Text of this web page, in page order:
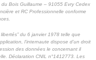
Bois Guillaume – 91055 Evry Cedex
et RC Professionnelle conforme
du 6 janvier 1978 telle que
l’internaute dispose d’un droit
des données le concernant il
Déclaration CNIL n°1412773. Les